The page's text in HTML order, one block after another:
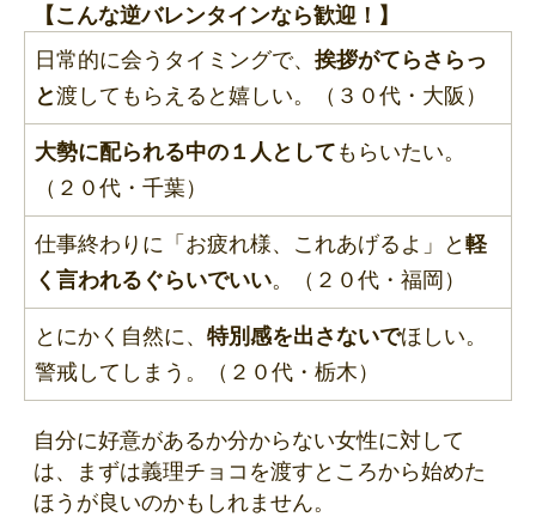
【こんな逆バレンタインなら歓迎！】
日常的に会うタイミングで、 挨拶がてらさらっ
と渡してもらえると嬉しい。（３０代・大阪）
大勢に配られる中の１人として もらいたい。
（２０代・千葉）
仕事終わりに「お疲れ様、これあげるよ」と 軽
く言われるぐらいでいい。（２０代・福岡）
とにかく自然に、 特別感を出さないでほしい。
警戒してしまう。（２０代・栃木）
自分に好意があるか分からない女性に対して
は、まずは義理チョコを渡すところから始めた
ほうが良いのかもしれません。